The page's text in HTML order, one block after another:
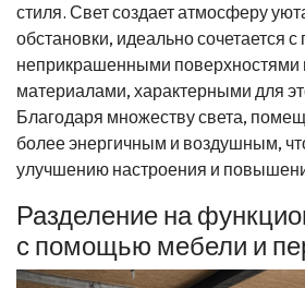
стиля. Свет создает атмосферу
обстановки, идеально сочетается
неприкрашенными поверхностями
материалами, характерными для
Благодаря множеству света,
более энергичным и воздушным,
улучшению настроения и
Разделение на
с помощью мебели и